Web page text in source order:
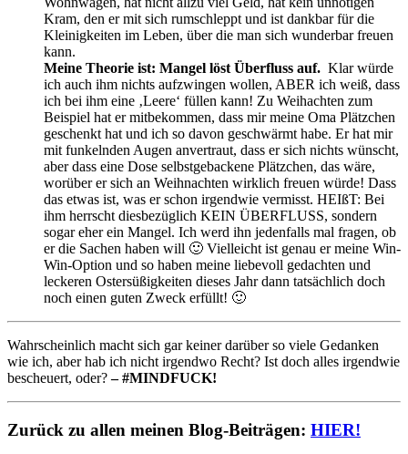
Kram, den er mit sich rumschleppt und ist dankbar für die
Kleinigkeiten im Leben, über die man sich wunderbar freuen
kann.
Meine Theorie ist: Mangel löst Überfluss auf. Klar würde
ich auch ihm nichts aufzwingen wollen, ABER ich weiß, dass
ich bei ihm eine ‚Leere‘ füllen kann! Zu Weihachten zum
Beispiel hat er mitbekommen, dass mir meine Oma Plätzchen
geschenkt hat und ich so davon geschwärmt habe. Er hat mir
mit funkelnden Augen anvertraut, dass er sich nichts wünscht,
aber dass eine Dose selbstgebackene Plätzchen, das wäre,
worüber er sich an Weihnachten wirklich freuen würde! Dass
das etwas ist, was er schon irgendwie vermisst. HEIßT: Bei
ihm herrscht diesbezüglich KEIN ÜBERFLUSS, sondern
sogar eher ein Mangel. Ich werd ihn jedenfalls mal fragen, ob
er die Sachen haben will 🙂 Vielleicht ist genau er meine Win-
Win-Option und so haben meine liebevoll gedachten und
leckeren Ostersüßigkeiten dieses Jahr dann tatsächlich doch
noch einen guten Zweck erfüllt! 🙂
Wahrscheinlich macht sich gar keiner darüber so viele Gedanken
wie ich, aber hab ich nicht irgendwo Recht? Ist doch alles irgendwie
bescheuert, oder?– #MINDFUCK!
Zurück zu allen meinen Blog-Beiträgen: HIER!